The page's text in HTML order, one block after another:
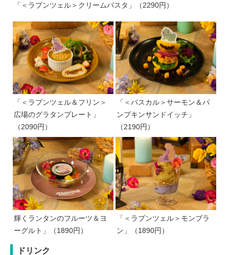
「＜ラプンツェル＞クリームパスタ」（2290円）
「＜ラプンツェル＆フリン＞
広場のグラタンプレート」
（2090円）
「＜パスカル＞サーモン＆パ
ンプキンサンドイッチ」
（2190円）
輝くランタンのフルーツ＆ヨ
ーグルト」（1890円）
「＜ラプンツェル＞モンブラ
ン」（1890円）
ドリンク